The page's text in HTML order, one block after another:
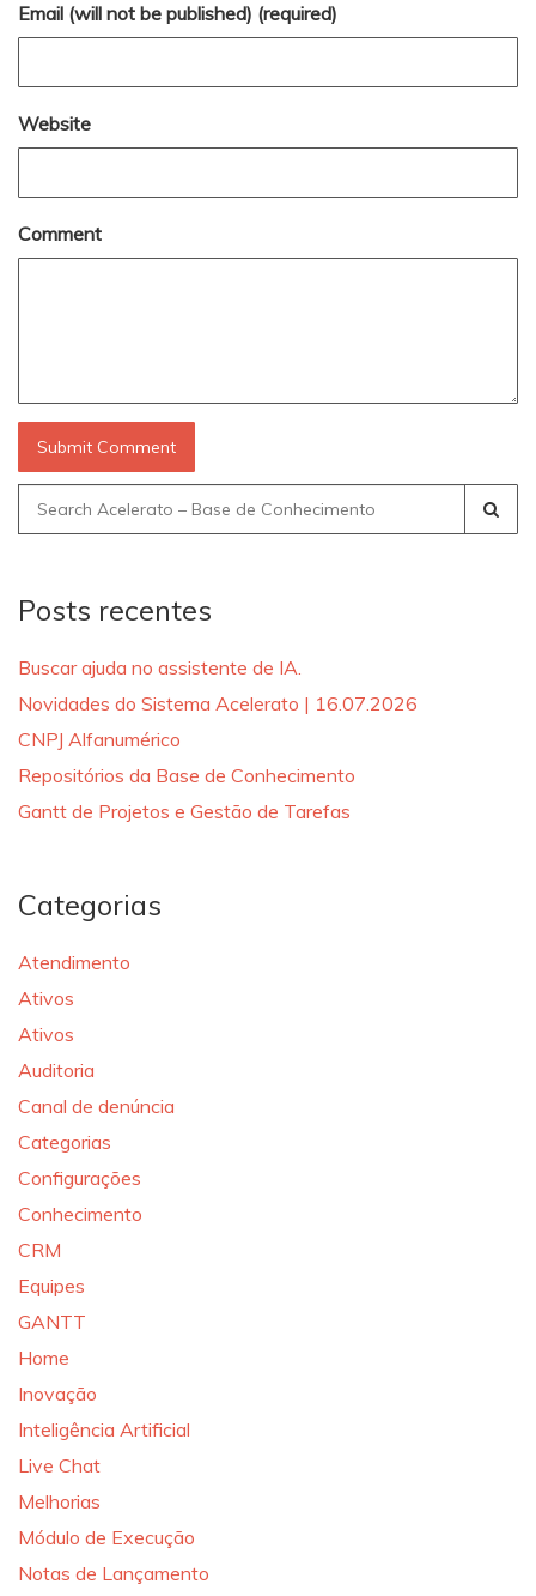
Email (will not be published) (required)
Website
Comment
Search
for:
Posts recentes
Buscar ajuda no assistente de IA.
Novidades do Sistema Acelerato | 16.07.2026
CNPJ Alfanumérico
Repositórios da Base de Conhecimento
Gantt de Projetos e Gestão de Tarefas
Categorias
Atendimento
Ativos
Ativos
Auditoria
Canal de denúncia
Categorias
Configurações
Conhecimento
CRM
Equipes
GANTT
Home
Inovação
Inteligência Artificial
Live Chat
Melhorias
Módulo de Execução
Notas de Lançamento